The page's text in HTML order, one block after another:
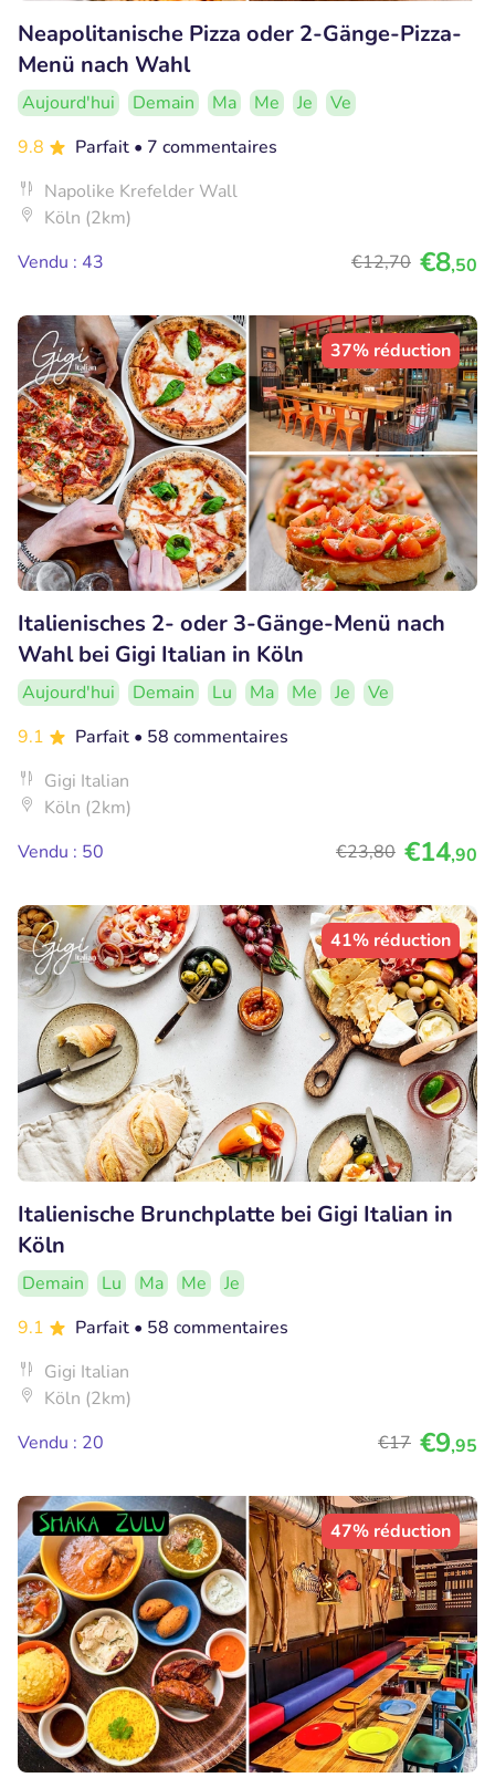
Neapolitanische Pizza oder 2-Gänge-Pizza-
Menü nach Wahl
Aujourd'hui Demain Ma Me Je
Ve
9.8
Parfait • 7 commentaires
Napolike Krefelder Wall
Köln (2km)
Vendu : 43
€12,70 €8,50
37% réduction
Italienisches 2- oder 3-Gänge-Menü nach
Wahl bei Gigi Italian in Köln
Aujourd'hui Demain Lu Ma Me Je
Ve
9.1
Parfait • 58 commentaires
Gigi Italian
Köln (2km)
Vendu : 50
€23,80 €14,90
41% réduction
Italienische Brunchplatte bei Gigi Italian in
Köln
Demain Lu Ma Me
Je
9.1
Parfait • 58 commentaires
Gigi Italian
Köln (2km)
Vendu : 20
€17 €9,95
47% réduction